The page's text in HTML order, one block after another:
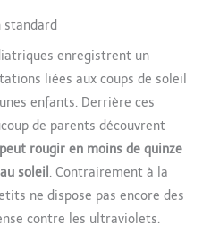
enregistrent un
liées aux coups de soleil
enfants. Derrière ces
de parents découvrent
peut rougir en moins de quinze
soleil . Contrairement à la
ne dispose pas encore des
contre les ultraviolets.